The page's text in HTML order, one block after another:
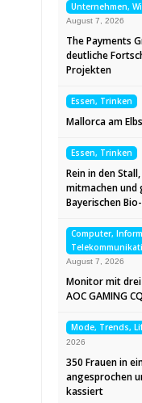
Unternehmen,
August 7, 2026
The Payments
deutliche
Projekten
Essen, Trinken
Mallorca am
Essen, Trinken
Rein in den
mitmachen und
Bayerischen
Computer,
August 7, 2026
Monitor mit
AOC GAMING
Mode, Trends,
2026
350 Frauen in
angesprochen
kassiert